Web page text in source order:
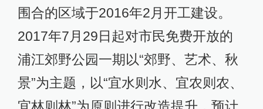
围合的区域于2016年2月开工建设。
2017年7月29日起对市民免费开放的
浦江郊野公园一期以“郊野、艺术、秋
景”为主题，以“宜水则水、宜农则农、
宜林则林”为原则进行改造提升，预计